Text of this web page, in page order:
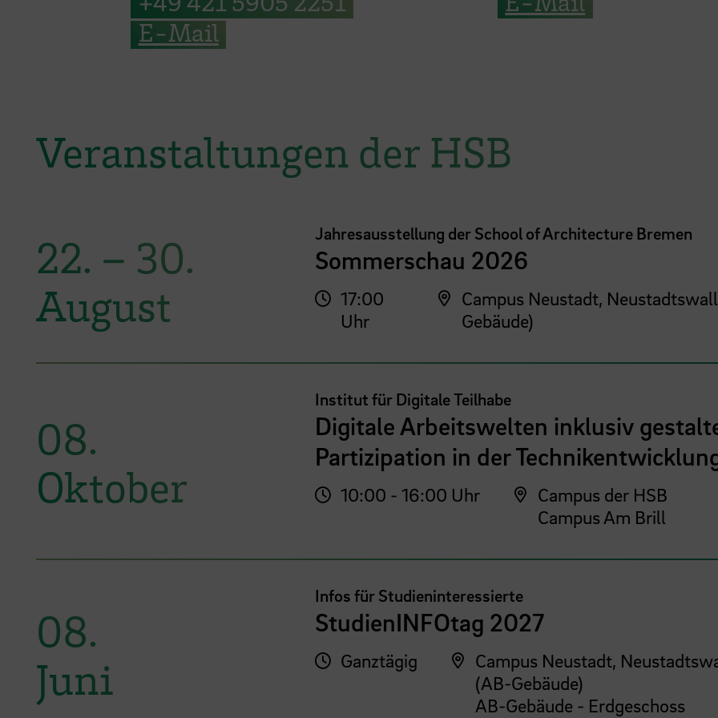
E-Mail
Veranstaltungen der HSB
22. – 30.
August
Jahresausstellung der School of Architecture Bremen
Sommerschau 2026
17:00
Uhr
Campus Neustadt,
Gebäude)
08.
Oktober
Institut für Digitale Teilhabe
Digitale Arbeitswelten inklusiv
Partizipation in der
10:00 - 16:00 Uhr
Campus der HSB
Campus Am Brill
08.
Juni
Infos für Studieninteressierte
StudienINFOtag 2027
Ganztägig
Campus Neustadt,
(AB-Gebäude)
AB-Gebäude - Erdgeschoss